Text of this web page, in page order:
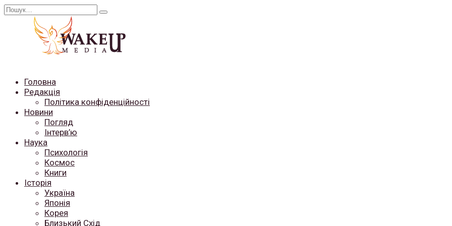
Перейти
Search
Головна
Редакція
Політика конфіденційності
Новини
Погляд
Інтерв’ю
Наука
Психологія
Космос
Книги
Історія
Україна
Японія
Корея
Близький Схід